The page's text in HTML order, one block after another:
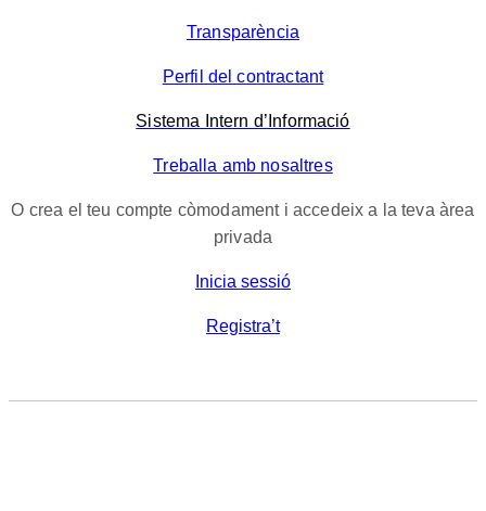
Transparència
Perfil del contractant
Sistema Intern d’Informació
Treballa amb nosaltres
O crea el teu compte còmodament i accedeix a la teva àrea
privada
Inicia sessió
Registra’t